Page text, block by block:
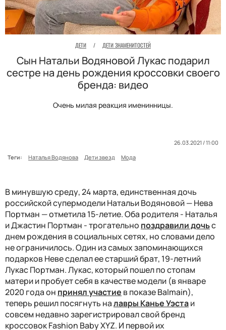
ДЕТИ / ДЕТИ ЗНАМЕНИТОСТЕЙ
Сын Натальи Водяновой Лукас подарил
сестре на день рождения кроссовки своего
бренда: видео
Очень милая реакция именинницы.
26.03.2021 / 11:00
Теги:
Наталья Водянова Дети звезд Мода
В минувшую среду, 24 марта, единственная дочь
российской супермодели Натальи Водяновой — Нева
Портман — отметила 15-летие. Оба родителя - Наталья
и Джастин Портман - трогательно поздравили дочьс
днем рождения в социальных сетях, но словами дело
не ограничилось. Один из самых запоминающихся
подарков Неве сделал ее старший брат, 19-летний
Лукас Портман. Лукас, который пошел по стопам
матери и пробует себя в качестве модели (в январе
2020 года он принял участие в показе Balmain),
теперь решил посягнуть налавры Канье Уэстаи
совсем недавно зарегистрировал свой бренд
кроссовок Fashion Baby XYZ. И первой их